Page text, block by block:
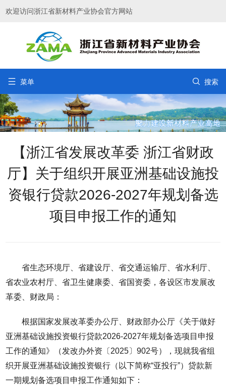
欢迎访问浙江省新材料产业协会官方网站
 菜单  搜索
【浙江省发展改革委 浙江省财政
厅】关于组织开展亚洲基础设施投
资银行贷款2026-2027年规划备选
项目申报工作的通知
省生态环境厅、省建设厅、省交通运输厅、省水利厅、
省农业农村厅、省卫生健康委、省国资委，各设区市发展改
革委、财政局：
根据国家发展改革委办公厅、财政部办公厅《关于做好
亚洲基础设施投资银行贷款2026-2027年规划备选项目申报
工作的通知》（发改办外资〔2025〕902号），现就我省组
织开展亚洲基础设施投资银行（以下简称“亚投行”）贷款新
一期规划备选项目申报工作通知如下：